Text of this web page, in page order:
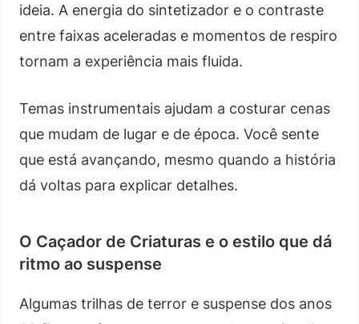
ideia. A energia do sintetizador e o contraste
entre faixas aceleradas e momentos de respiro
tornam a experiência mais fluida.
Temas instrumentais ajudam a costurar cenas
que mudam de lugar e de época. Você sente
que está avançando, mesmo quando a história
dá voltas para explicar detalhes.
O Caçador de Criaturas e o estilo que dá
ritmo ao suspense
Algumas trilhas de terror e suspense dos anos